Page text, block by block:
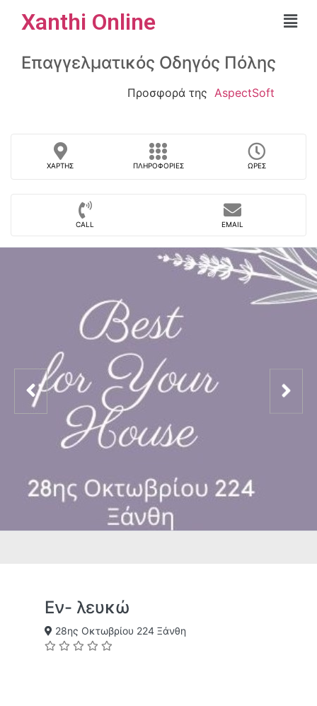
Xanthi Online
Επαγγελματικός Οδηγός Πόλης
Προσφορά της AspectSoft
ΧΆΡΤΗΣ ΠΛΗΡΟΦΟΡΊΕΣ ΏΡΕΣ
CALL EMAIL
Εν- λευκώ
28ης Οκτωβρίου 224 Ξάνθη